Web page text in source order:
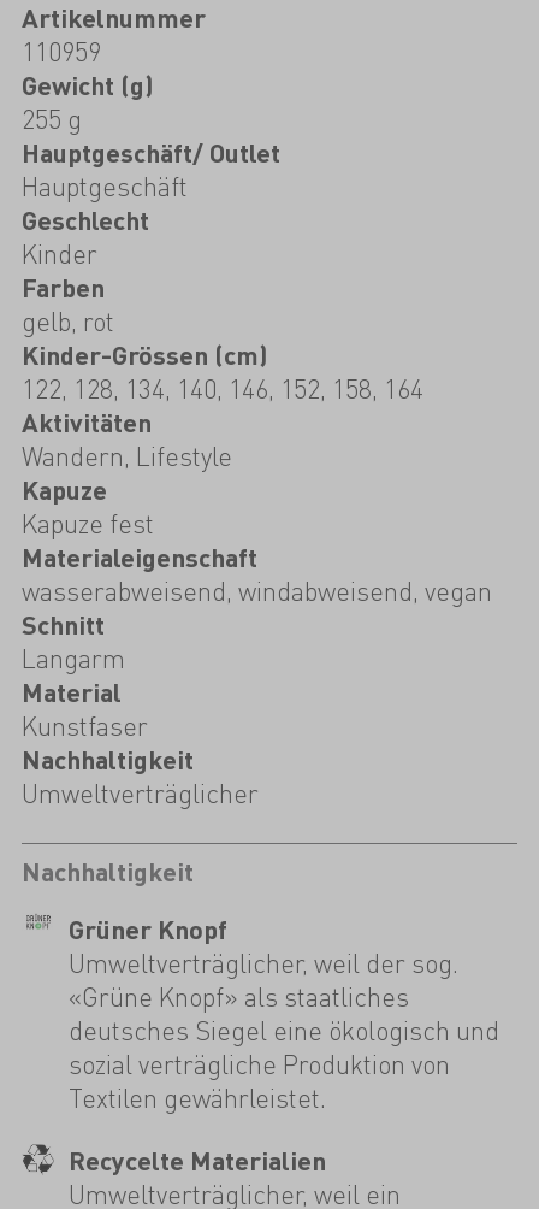
Artikelnummer
110959
Gewicht (g)
255 g
Hauptgeschäft/ Outlet
Hauptgeschäft
Geschlecht
Kinder
Farben
gelb, rot
Kinder-Grössen (cm)
122, 128, 134, 140, 146, 152, 158, 164
Aktivitäten
Wandern, Lifestyle
Kapuze
Kapuze fest
Materialeigenschaft
wasserabweisend, windabweisend, vegan
Schnitt
Langarm
Material
Kunstfaser
Nachhaltigkeit
Umweltverträglicher
Nachhaltigkeit
Grüner Knopf
Umweltverträglicher, weil der sog.
«Grüne Knopf» als staatliches
deutsches Siegel eine ökologisch und
sozial verträgliche Produktion von
Textilen gewährleistet.
Recycelte Materialien
Umweltverträglicher, weil ein